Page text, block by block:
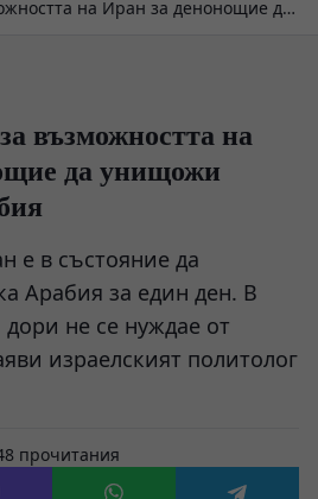
на Иран за денонощие да
възможността на
да унищожи
е в състояние да
Арабия за един ден. В
не се нуждае от
израелският политолог
прочитания